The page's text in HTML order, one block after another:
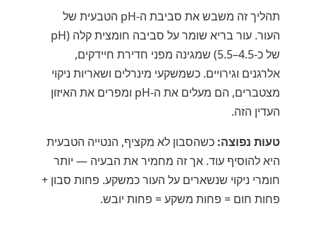
תהליך זה משבש את סביבת ה-pH הטבעית של
העור. עור בריא שומר על סביבה חומצית קלה (pH
של כ-4.5–5.5) שמגינה מפני חדירת חיידקים,
אלרגנים וגירויים. כשמשקעי מינרלים ושאריות ניקוי
מצטברים, הם מעלים את ה-pH ומפרים את האיזון
העדין הזה.
טעות נפוצה: כשהסבון לא מקציף, הנטייה הטבעית
היא להוסיף עוד. אך זה מחמיר את הבעיה — יותר
חומרי ניקוי שנשארים על העור כמשקע. פחות סבון +
פחות חום = פחות משקע = פחות יובש.